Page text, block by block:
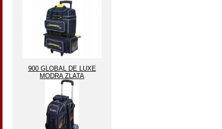
900 GLOBAL DE LUXE
MODRA ZLATA